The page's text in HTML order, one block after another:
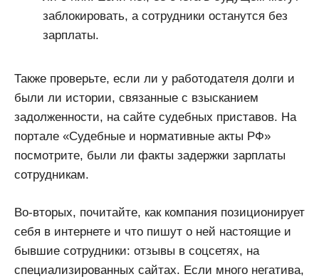
заблокировать, а сотрудники останутся без
зарплаты.
Также проверьте, если ли у работодателя долги и
были ли истории, связанные с взысканием
задолженности, на сайте судебных приставов. На
портале «Судебные и нормативные акты РФ»
посмотрите, были ли факты задержки зарплаты
сотрудникам.
Во-вторых, почитайте, как компания позиционирует
себя в интернете и что пишут о ней настоящие и
бывшие сотрудники: отзывы в соцсетях, на
специализированных сайтах. Если много негатива,